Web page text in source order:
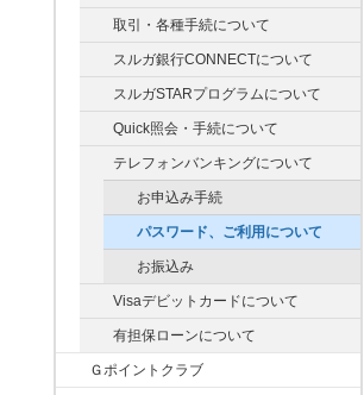
取引・各種手続について
スルガ銀行CONNECTについて
スルガSTARプログラムについて
Quick照会・手続について
テレフォンバンキングについて
お申込み手続
パスワード、ご利用について
お振込み
Visaデビットカードについて
有担保ローンについて
Ｇポイントクラブ